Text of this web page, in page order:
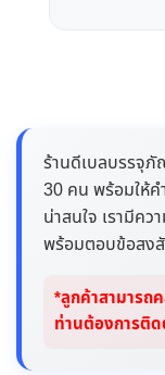
ร้านดีเบลบรรจุ
30 คน พร้อมให้ค
น่าสนใจ เรามีค
พร้อมตอบข้อสง
*ลูกค้าสามารถ
ท่านต้องการติ